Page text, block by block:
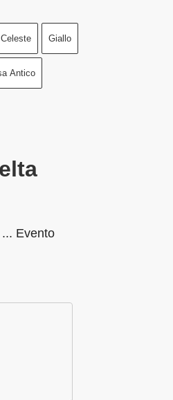
Celeste Giallo
Antico
Evento